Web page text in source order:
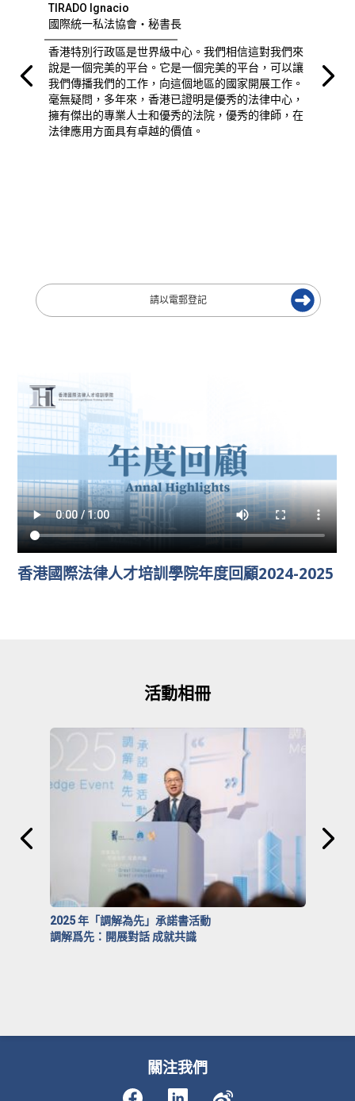
TIRADO Ignacio
國際統一私法協會・秘書長
香港特別行政區是世界級中心。我們相信這對我們來
說是一個完美的平台。它是一個完美的平台，可以讓
我們傳播我們的工作，向這個地區的國家開展工作。
毫無疑問，多年來，香港已證明是優秀的法律中心，
擁有傑出的專業人士和優秀的法院，優秀的律師，在
法律應用方面具有卓越的價值。
香港國際法律人才培訓學院年度回顧2024-2025
活動相冊
2025 年「調解為先」承諾書活動
調解爲先：開展對話 成就共識
關注我們